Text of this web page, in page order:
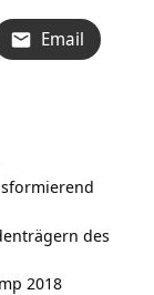
Email
des
2018